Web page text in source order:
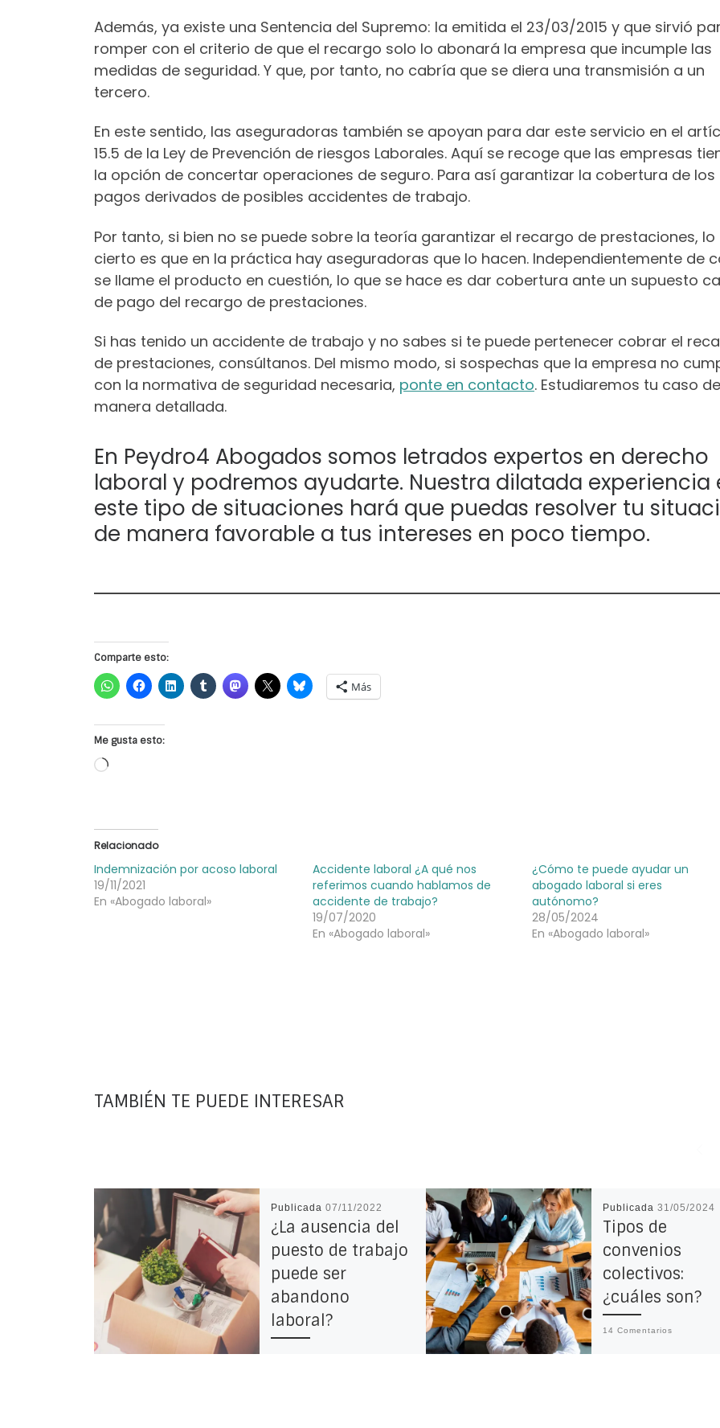
Además, ya existe una Sentencia del Supremo: la emitida el 23/03/2015 y que sirvió
romper con el criterio de que el recargo solo lo abonará la empresa que incumple las
medidas de seguridad. Y que, por tanto, no cabría que se diera una transmisión a un
tercero.
En este sentido, las aseguradoras también se apoyan para dar este servicio en el
15.5 de la Ley de Prevención de riesgos Laborales. Aquí se recoge que las empresas
la opción de concertar operaciones de seguro. Para así garantizar la cobertura de los
pagos derivados de posibles accidentes de trabajo.
Por tanto, si bien no se puede sobre la teoría garantizar el recargo de prestaciones, lo
cierto es que en la práctica hay aseguradoras que lo hacen. Independientemente de
se llame el producto en cuestión, lo que se hace es dar cobertura ante un supuesto
de pago del recargo de prestaciones.
Si has tenido un accidente de trabajo y no sabes si te puede pertenecer cobrar el
de prestaciones, consúltanos. Del mismo modo, si sospechas que la empresa no
con la normativa de seguridad necesaria, ponte en contacto. Estudiaremos tu caso de
manera detallada.
En Peydro4 Abogados somos letrados expertos en derecho
laboral y podremos ayudarte. Nuestra dilatada experiencia
este tipo de situaciones hará que puedas resolver tu
de manera favorable a tus intereses en poco tiempo.
Comparte esto:
Más
Me gusta esto:
Cargando...
Relacionado
Indemnización por acoso laboral
19/11/2021
En «Abogado laboral»
Accidente laboral ¿A qué nos
referimos cuando hablamos de
accidente de trabajo?
19/07/2020
En «Abogado laboral»
¿Cómo te puede ayudar un
abogado laboral si eres
autónomo?
28/05/2024
En «Abogado laboral»
TAMBIÉN TE PUEDE INTERESAR
Publicada07/11/2022
¿La ausencia del
puesto de trabajo
puede ser
abandono
laboral?
Publicada 31/05/2024
Tipos de
convenios
colectivos:
¿cuáles son?
14 Comentarios